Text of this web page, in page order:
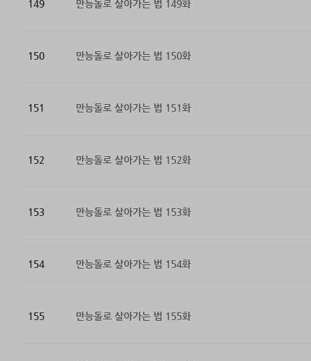
149 만능돌로 살아가는 법 149화
150 만능돌로 살아가는 법 150화
151 만능돌로 살아가는 법 151화
152 만능돌로 살아가는 법 152화
153 만능돌로 살아가는 법 153화
154 만능돌로 살아가는 법 154화
155 만능돌로 살아가는 법 155화